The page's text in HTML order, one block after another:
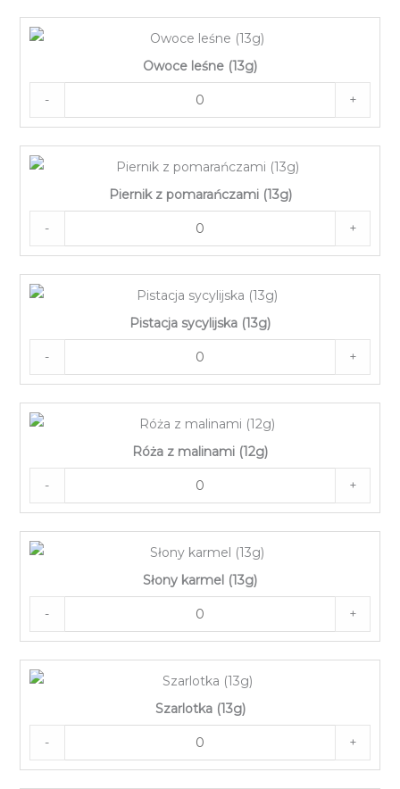
Owoce leśne (13g)
- +
Piernik z pomarańczami (13g)
- +
Pistacja sycylijska (13g)
- +
Róża z malinami (12g)
- +
Słony karmel (13g)
- +
Szarlotka (13g)
- +